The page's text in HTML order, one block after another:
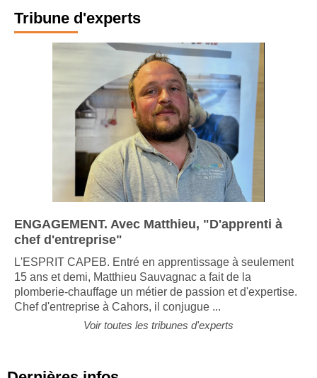
Tribune d'experts
ENGAGEMENT. Avec Matthieu, "D'apprenti à
chef d'entreprise"
L'ESPRIT CAPEB. Entré en apprentissage à seulement
15 ans et demi, Matthieu Sauvagnac a fait de la
plomberie-chauffage un métier de passion et d'expertise.